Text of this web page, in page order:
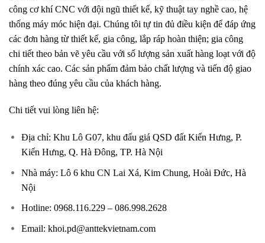
công cơ khí CNC với đội ngũ thiết kế, kỹ thuật tay nghề cao, hệ
thống máy móc hiện đại. Chúng tôi tự tin đủ điều kiện để đáp ứng
các đơn hàng từ thiết kế, gia công, lắp ráp hoàn thiện; gia công
chi tiết theo bản vẽ yêu cầu với số lượng sản xuất hàng loạt với độ
chính xác cao. Các sản phẩm đảm bảo chất lượng và tiến độ giao
hàng theo đúng yêu cầu của khách hàng.
Chi tiết vui lòng liên hệ:
Địa chỉ: Khu Lô G07, khu đấu giá QSD đất Kiến Hưng, P.
Kiến Hưng, Q. Hà Đông, TP. Hà Nội
Nhà máy: Lô 6 khu CN Lai Xá, Kim Chung, Hoài Đức, Hà
Nội
Hotline: 0968.116.229 – 086.998.2628
Email: khoi.pd@anttekvietnam.com